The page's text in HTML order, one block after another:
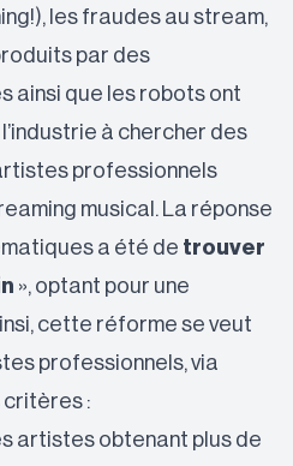
les fraudes au stream,
par des
ainsi que les robots ont
à chercher des
professionnels
musical. La réponse
a été de trouver
», optant pour une
cette réforme se veut
professionnels, via
critères :
artistes obtenant plus de